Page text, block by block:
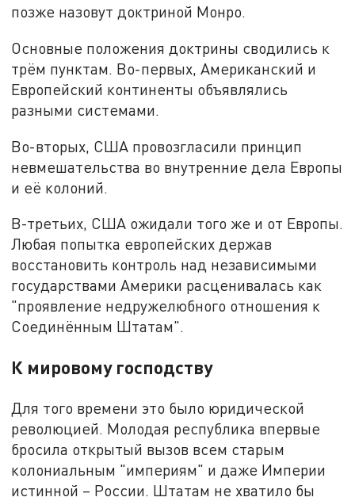
позже назовут доктриной Монро.
Основные положения доктрины сводились к
трём пунктам. Во-первых, Американский и
Европейский континенты объявлялись
разными системами.
Во-вторых, США провозгласили принцип
невмешательства во внутренние дела Европы
и её колоний.
В-третьих, США ожидали того же и от Европы.
Любая попытка европейских держав
восстановить контроль над независимыми
государствами Америки расценивалась как
"проявление недружелюбного отношения к
Соединённым Штатам".
К мировому господству
Для того времени это было юридической
революцией. Молодая республика впервые
бросила открытый вызов всем старым
колониальным "империям" и даже Империи
истинной – России. Штатам не хватило бы